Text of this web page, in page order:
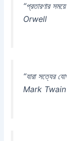
“প্রতারণার
Orwell
“যারা সত্যের
Mark Twain